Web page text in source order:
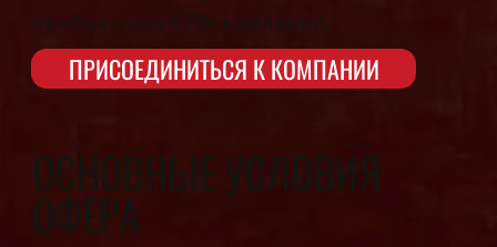
прибыльных CPA-кампаний.
ПРИСОЕДИНИТЬСЯ К КОМПАНИИ
ОСНОВНЫЕ УСЛОВИЯ
ОФЕРА